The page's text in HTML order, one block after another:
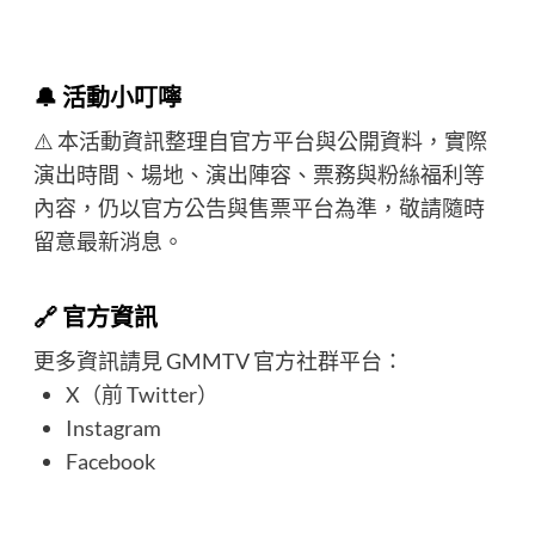
🔔 活動小叮嚀
⚠️ 本活動資訊整理自官方平台與公開資料，實際
演出時間、場地、演出陣容、票務與粉絲福利等
內容，仍以官方公告與售票平台為準，敬請隨時
留意最新消息。
🔗 官方資訊
更多資訊請見 GMMTV 官方社群平台：
X（前 Twitter）
Instagram
Facebook